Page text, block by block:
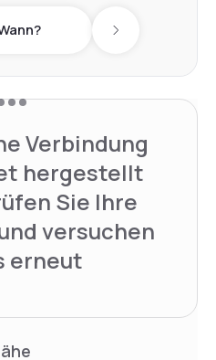
Next day
Verbindung
hergestellt
Sie Ihre
versuchen
erneut